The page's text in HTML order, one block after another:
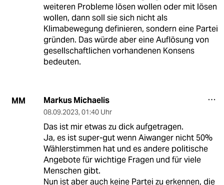
weiteren Probleme lösen wollen oder mit lösen
wollen, dann soll sie sich nicht als
Klimabewegung definieren, sondern eine Partei
gründen. Das würde aber eine Auflösung von
gesellschaftlichen vorhandenen Konsens
bedeuten.
MM Markus Michaelis
08.09.2023, 01:40 Uhr
Das ist mir etwas zu dick aufgetragen.
Ja, es ist super-gut wenn Aiwanger nicht 50%
Wählerstimmen hat und es andere politische
Angebote für wichtige Fragen und für viele
Menschen gibt.
Nun ist aber auch keine Partei zu erkennen, die